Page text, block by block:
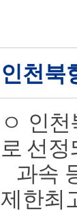
인천북
ㅇ 인천
로 선정
과속
제한최